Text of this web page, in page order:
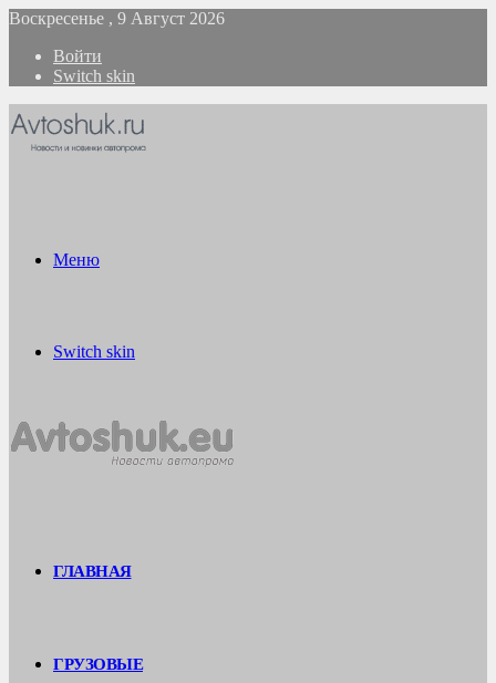
Воскресенье , 9 Август 2026
Войти
Switch skin
Меню
Switch skin
ГЛАВНАЯ
ГРУЗОВЫЕ